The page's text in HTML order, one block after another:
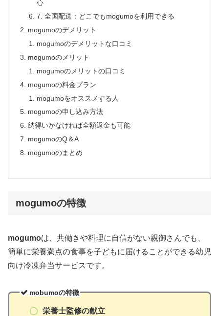
心
7. 全国配送：どこでもmogumoを利用できる
mogumoのデメリット
mogumoのデメリットな口コミ
mogumoのメリット
mogumoのメリットの口コミ
mogumoの料金プラン
mogumoをオススメする人
mogumoの申し込み方法
納得いかなければ全額返金も可能
mogumoのQ＆A
mogumoのまとめ
mogumoの特徴
mogumoは、共働きや料理に自信がない親御さんでも、
簡単に栄養満点の食事を子どもに届けることができる幼児
向け冷凍弁当サービスです。
mobumoの特徴
栄養士監修の献立